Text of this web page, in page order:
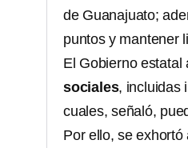
de Guanajuato;
puntos y mantener
El Gobierno
sociales, incluidas
cuales, señaló,
Por ello, se